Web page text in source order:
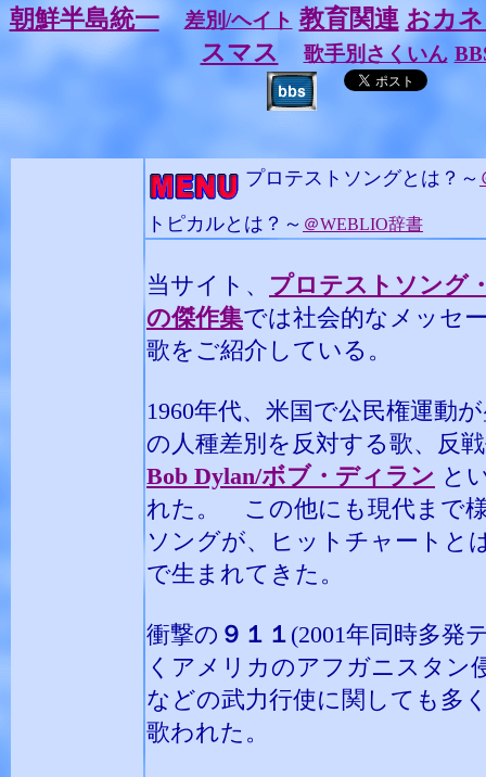
朝鮮半島統一
差別/ヘイト 教育関連 おカ
スマス
歌手別さくいん
プロテストソングとは？～
トピカルとは？～ ＠WEBLIO辞書
当サイト、 プロテストソング
の傑作集では社会的なメッセ
歌をご紹介している。
1960年代、米国で公民権運動
の人種差別を反対する歌、反
Bob Dylan/ボブ・ディラン と
れた。 この他にも現代まで
ソングが、ヒットチャートと
で生まれてきた。
衝撃の ９１１ (2001年同時多発
くアメリカのアフガニスタン
などの武力行使に関しても多
歌われた。